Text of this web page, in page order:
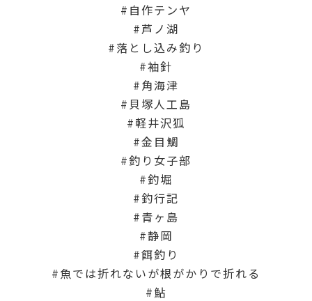
自作テンヤ
芦ノ湖
落とし込み釣り
袖針
角海津
貝塚人工島
軽井沢狐
金目鯛
釣り女子部
釣堀
釣行記
青ヶ島
静岡
餌釣り
魚では折れないが根がかりで折れる
鮎